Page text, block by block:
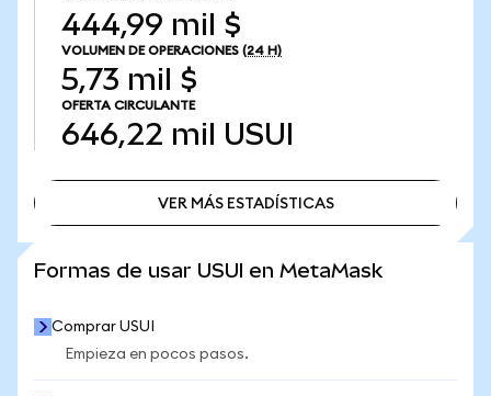
444,99 mil $
VOLUMEN DE OPERACIONES (24 H)
5,73 mil $
OFERTA CIRCULANTE
646,22 mil USUI
VER MÁS ESTADÍSTICAS
Formas de usar USUI en MetaMask
Comprar USUI
Empieza en pocos pasos.